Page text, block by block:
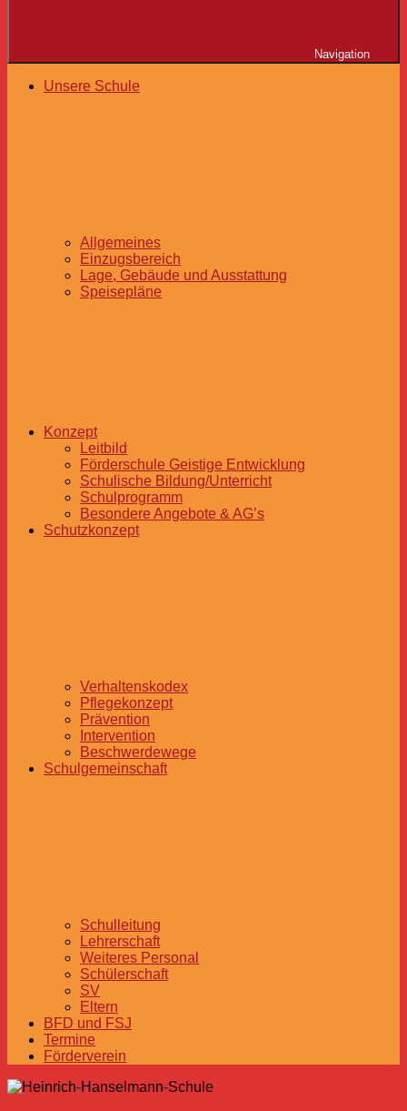
Navigation
Unsere Schule
Allgemeines
Einzugsbereich
Lage, Gebäude und Ausstattung
Speisepläne
Konzept
Leitbild
Förderschule Geistige Entwicklung
Schulische Bildung/Unterricht
Schulprogramm
Besondere Angebote & AG’s
Schutzkonzept
Verhaltenskodex
Pflegekonzept
Prävention
Intervention
Beschwerdewege
Schulgemeinschaft
Schulleitung
Lehrerschaft
Weiteres Personal
Schülerschaft
SV
Eltern
BFD und FSJ
Termine
Förderverein